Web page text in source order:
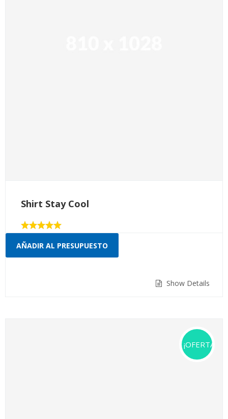
Shirt Stay Cool
Valorado
con
AÑADIR AL PRESUPUESTO
Show Details
¡OFERTA!